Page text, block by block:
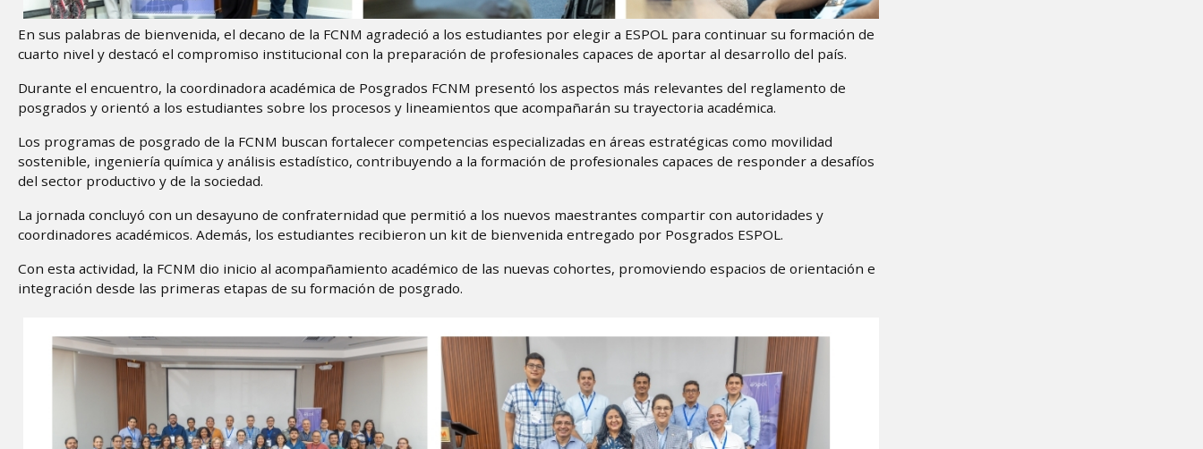
En sus palabras de bienvenida, el decano de la FCNM agradeció a los estudiantes por elegir a ESPOL para continuar su formación de
cuarto nivel y destacó el compromiso institucional con la preparación de profesionales capaces de aportar al desarrollo del país.
Durante el encuentro, la coordinadora académica de Posgrados FCNM presentó los aspectos más relevantes del reglamento de
posgrados y orientó a los estudiantes sobre los procesos y lineamientos que acompañarán su trayectoria académica.
Los programas de posgrado de la FCNM buscan fortalecer competencias especializadas en áreas estratégicas como movilidad
sostenible, ingeniería química y análisis estadístico, contribuyendo a la formación de profesionales capaces de responder a desafíos
del sector productivo y de la sociedad.
La jornada concluyó con un desayuno de confraternidad que permitió a los nuevos maestrantes compartir con autoridades y
coordinadores académicos. Además, los estudiantes recibieron un kit de bienvenida entregado por Posgrados ESPOL.
Con esta actividad, la FCNM dio inicio al acompañamiento académico de las nuevas cohortes, promoviendo espacios de orientación e
integración desde las primeras etapas de su formación de posgrado.